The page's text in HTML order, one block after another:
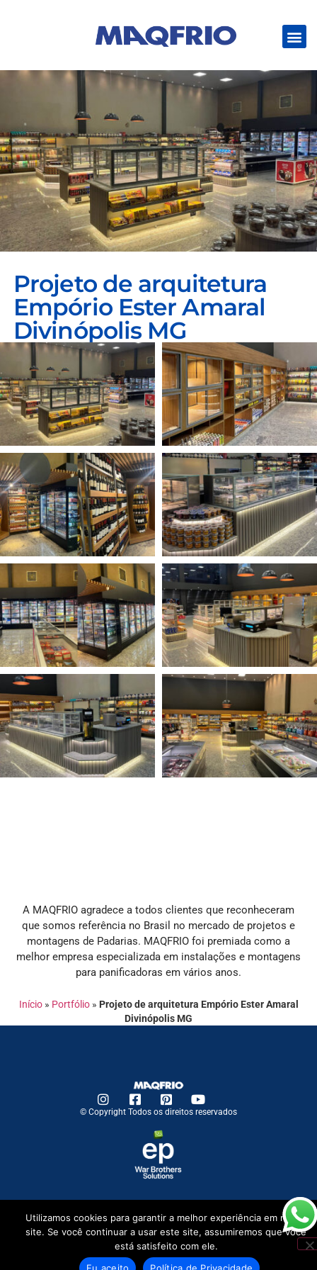
Projeto de arquitetura
Empório Ester Amaral
Divinópolis MG
A MAQFRIO agradece a todos clientes que reconheceram
que somos referência no Brasil no mercado de projetos e
montagens de Padarias. MAQFRIO foi premiada como a
melhor empresa especializada em instalações e montagens
para panificadoras em vários anos.
Início» Portfólio» Projeto de arquitetura Empório Ester Amaral
Divinópolis MG
© Copyright Todos os direitos reservados
Utilizamos cookies para garantir a melhor experiência em nosso
site. Se você continuar a usar este site, assumiremos que você
está satisfeito com ele.
Eu aceito
Política de Privacidade